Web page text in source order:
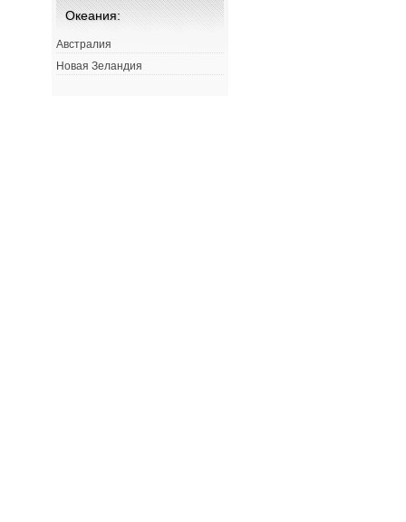
Океания:
Австралия
Новая Зеландия